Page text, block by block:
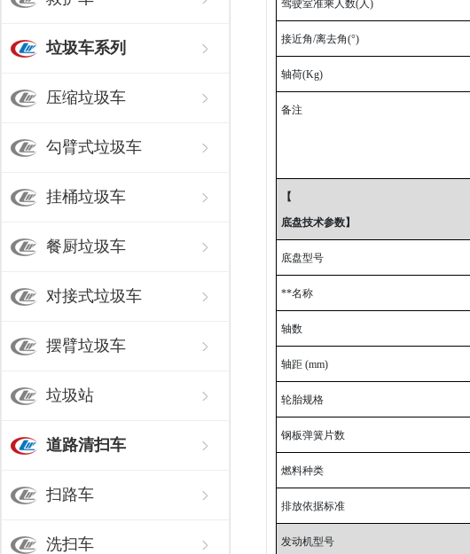
垃圾车系列
压缩垃圾车
勾臂式垃圾车
挂桶垃圾车
餐厨垃圾车
对接式垃圾车
摆臂垃圾车
垃圾站
道路清扫车
扫路车
洗扫车
驾驶室准乘人数(人)
接近角/离去角(°)
轴荷(Kg)
备注
【
底盘技术参数】
底盘型号
**名称
轴数
轴距 (mm)
轮胎规格
钢板弹簧片数
燃料种类
排放依据标准
发动机型号